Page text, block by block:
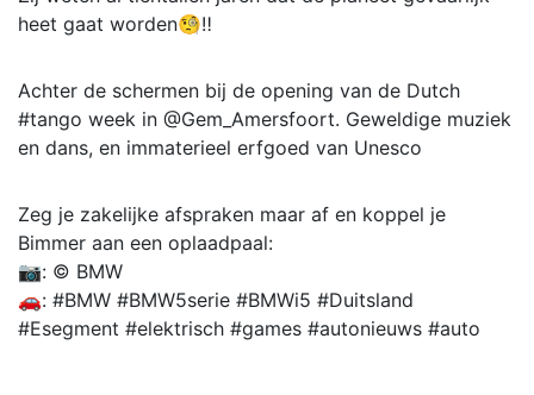
heet gaat worden🧐‼️
Achter de schermen bij de opening van de Dutch
#tango week in @Gem_Amersfoort. Geweldige muziek
en dans, en immaterieel erfgoed van Unesco
Zeg je zakelijke afspraken maar af en koppel je
Bimmer aan een oplaadpaal:
📷: © BMW
🚗: #BMW #BMW5serie #BMWi5 #Duitsland
#Esegment #elektrisch #games #autonieuws #auto